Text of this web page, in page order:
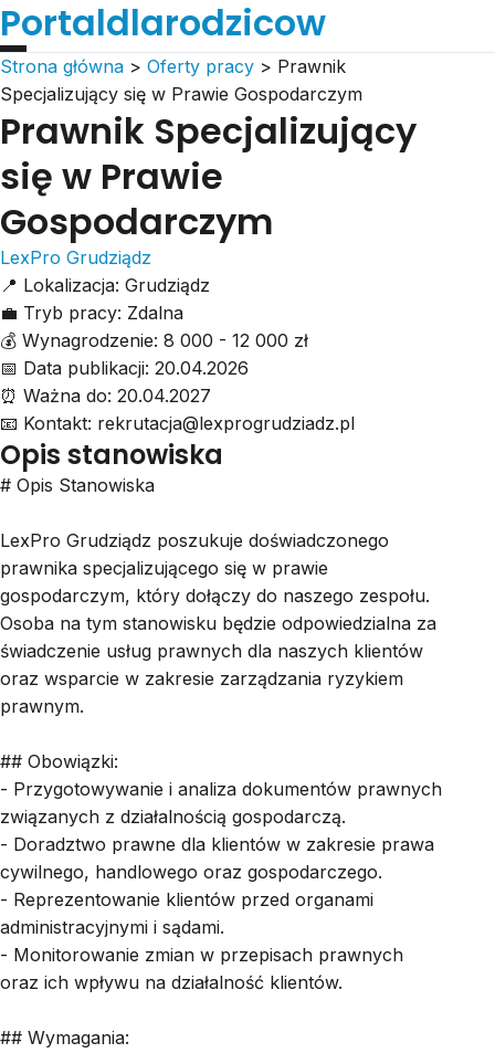
Portaldlarodzicow
Strona główna > Oferty pracy > Prawnik
Specjalizujący się w Prawie Gospodarczym
Prawnik Specjalizujący
się w Prawie
Gospodarczym
LexPro Grudziądz
📍 Lokalizacja: Grudziądz
💼 Tryb pracy: Zdalna
💰 Wynagrodzenie: 8 000 - 12 000 zł
📅 Data publikacji: 20.04.2026
⏰ Ważna do: 20.04.2027
📧 Kontakt: rekrutacja@lexprogrudziadz.pl
Opis stanowiska
# Opis Stanowiska
LexPro Grudziądz poszukuje doświadczonego
prawnika specjalizującego się w prawie
gospodarczym, który dołączy do naszego zespołu.
Osoba na tym stanowisku będzie odpowiedzialna za
świadczenie usług prawnych dla naszych klientów
oraz wsparcie w zakresie zarządzania ryzykiem
prawnym.
## Obowiązki:
- Przygotowywanie i analiza dokumentów prawnych
związanych z działalnością gospodarczą.
- Doradztwo prawne dla klientów w zakresie prawa
cywilnego, handlowego oraz gospodarczego.
- Reprezentowanie klientów przed organami
administracyjnymi i sądami.
- Monitorowanie zmian w przepisach prawnych
oraz ich wpływu na działalność klientów.
## Wymagania: